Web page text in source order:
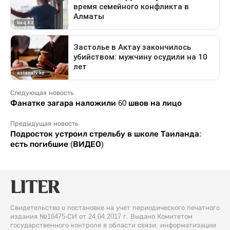
Следующая новость
Фанатке загара наложили 60 швов на лицо
Предыдущая новость
Подросток устроил стрельбу в школе Таиланда:
есть погибшие (ВИДЕО)
Свидетельство о постановке на учет периодического печатного
издания №16475-СИ от 24.04.2017 г. Выдано Комитетом
государственного контроля в области связи, информатизации